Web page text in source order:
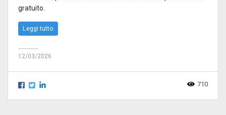
gratuito.
Leggi tutto
12/03/2026
710